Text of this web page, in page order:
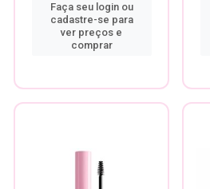
Faça seu login ou
cadastre-se para
ver preços e
comprar